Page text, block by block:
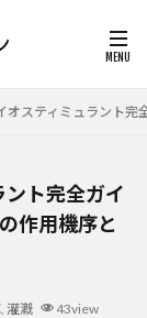
オスティミュラント
ト完全ガイ
作用機序と
, 灌漑 43view